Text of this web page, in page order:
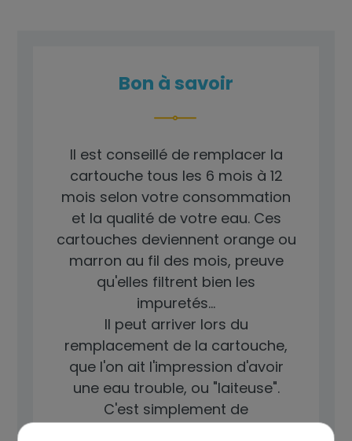
Bon à savoir
Il est conseillé de remplacer la
cartouche tous les 6 mois à 12
mois selon votre consommation
et la qualité de votre eau. Ces
cartouches deviennent orange ou
marron au fil des mois, preuve
qu'elles filtrent bien les
impuretés...
Il peut arriver lors du
remplacement de la cartouche,
que l'on ait l'impression d'avoir
une eau trouble, ou "laiteuse".
C'est simplement de